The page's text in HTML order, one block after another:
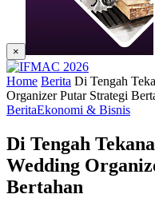
×
Home Berita Di Tengah
Organizer Putar Strategi
BeritaEkonomi & Bisnis
Di Tengah
Wedding
Bertahan